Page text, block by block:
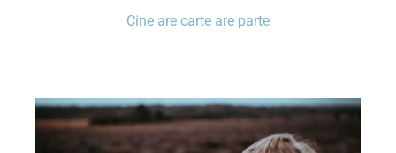
Cine are carte are parte